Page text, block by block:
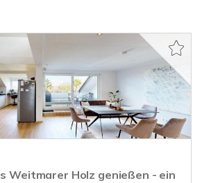
Weitmarer Holz genießen - ein